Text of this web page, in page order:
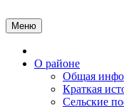
к
содержимому
Меню
О районе
Общая
Краткая
Сельские